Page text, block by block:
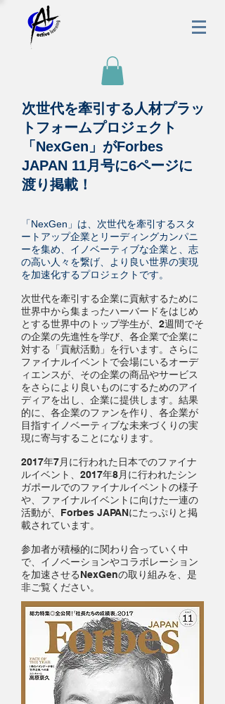
次世代を牽引する人材プラッ
トフォームプロジェクト
「NexGen」がForbes
JAPAN 11月号に6ページに
渡り掲載！
「NexGen」は、​次世代を牽引するスタ
ートアップ企業とリーディングカンパニ
ーを集め、イノベーティブな企業と、志
の高い人々を繋げ、より良い世界の実現
を加速化するプロジェクトです。
次世代を牽引する企業に貢献するために
世界中から集まったハーバードをはじめ
とする世界中のトップ学生が、2週間でそ
の企業の先進性を学び、各企業で企業に
対する「貢献活動」を行います。さらに
ファイナルイベントで会場にいるオーデ
ィエンスが、その企業の商品やサービス
をさらにより良いものにするためのアイ
ディアを出し、企業に提供します。結果
的に、各企業のファンを作り、各企業が
目指すイノベーティブな未来づくりの実
現に寄与することになります。
2017年7月に行われた日本でのファイナ
ルイベント、2017年8月に行われたシン
ガポールでのファイナルイベントの様子
や、ファイナルイベントに向けた一連の
活動が、Forbes JAPANにたっぷりと掲
載されています。
​参加者が積極的に関わり合っていく中
で、イノベーションやコラボレーション
を加速させるNexGenの取り組みを、是
非ご覧ください。